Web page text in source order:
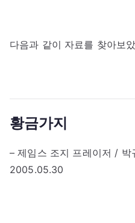
다음과 같이 자료를 찾아보
황금가지
– 제임스 조지 프레이저 /
2005.05.30